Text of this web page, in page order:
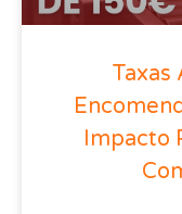
Taxas
Impacto